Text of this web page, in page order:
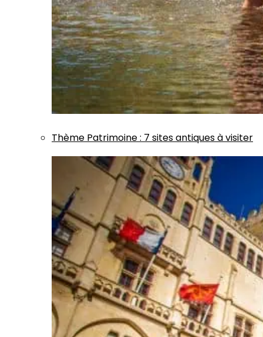
Thème Patrimoine: 7 sites antiques à visiter